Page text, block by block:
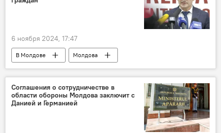
6 ноября 2024, 17:47
В Молдове
Молдова
Александр Стояногло
Президентские выборы и еврореферендум-2024
Соглашения о сотрудничестве в
области обороны Молдова заключит с
Данией и Германией